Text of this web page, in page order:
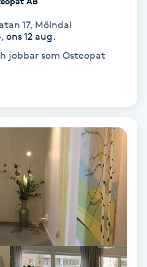
17, Mölndal
ons 12 aug.
jobbar som Osteopat